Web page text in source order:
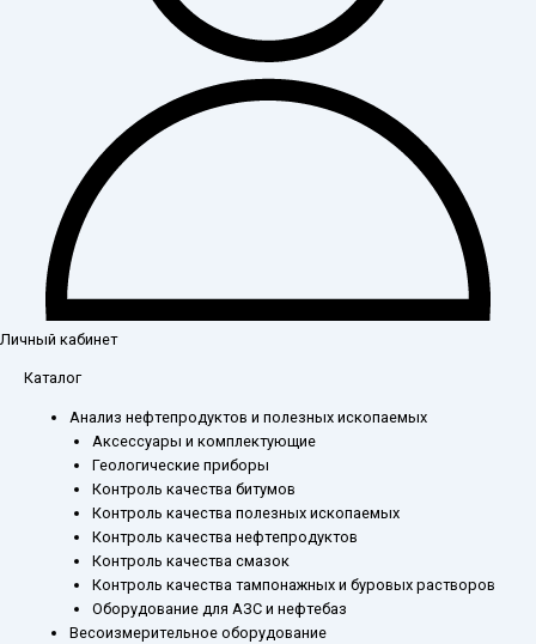
Личный кабинет
Каталог
Анализ нефтепродуктов и полезных ископаемых
Аксессуары и комплектующие
Геологические приборы
Контроль качества битумов
Контроль качества полезных ископаемых
Контроль качества нефтепродуктов
Контроль качества смазок
Контроль качества тампонажных и буровых растворов
Оборудование для АЗС и нефтебаз
Весоизмерительное оборудование